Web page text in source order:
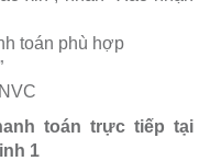
toán phù hợp
toán trực tiếp tại
1